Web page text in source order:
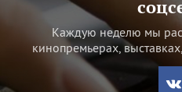
Каждую неделю мы
кинопремьерах,